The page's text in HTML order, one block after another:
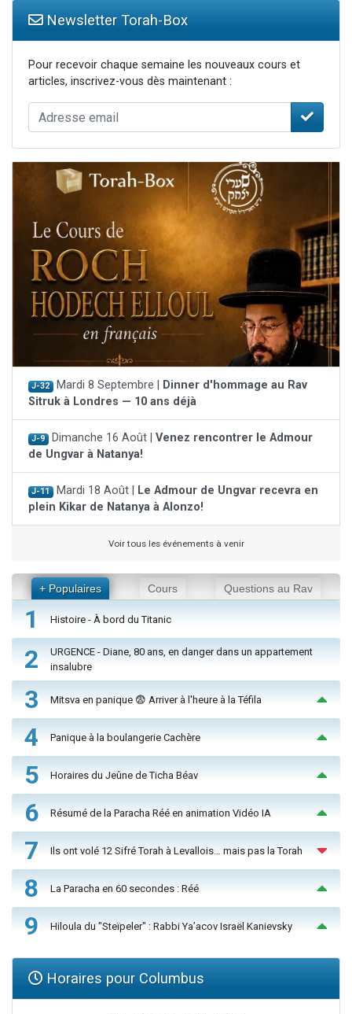
Newsletter Torah-Box
Pour recevoir chaque semaine les nouveaux cours et
articles, inscrivez-vous dès maintenant :
J-32 Mardi 8 Septembre | Dinner d'hommage au Rav
Sitruk à Londres — 10 ans déjà
J-9 Dimanche 16 Août | Venez rencontrer le Admour
de Ungvar à Natanya!
J-11 Mardi 18 Août | Le Admour de Ungvar recevra en
plein Kikar de Natanya à Alonzo!
Voir tous les événements à venir
+ Populaires Cours Questions au Rav
1 Histoire - À bord du Titanic
2
URGENCE - Diane, 80 ans, en danger dans un appartement
insalubre
3 Mitsva en panique 😨 Arriver à l'heure à la Téfila
4 Panique à la boulangerie Cachère
5 Horaires du Jeûne de Ticha Béav
6 Résumé de la Paracha Réé en animation Vidéo IA
7 Ils ont volé 12 Sifré Torah à Levallois… mais pas la Torah
8 La Paracha en 60 secondes : Réé
9 Hiloula du "Steïpeler" : Rabbi Ya’acov Israël Kanievsky
Horaires pour Columbus